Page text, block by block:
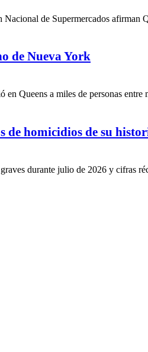
de Supermercados
de Nueva York
Queens a miles de personas entre
de homicidios de su
durante julio de 2026 y cifras